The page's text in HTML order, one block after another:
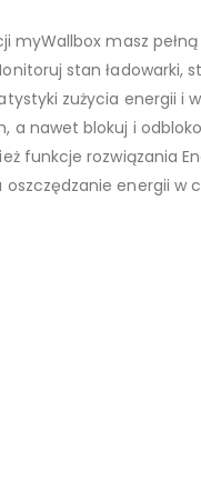
myWallbox masz
stan ładowarki,
zużycia energii i
a nawet blokuj i
funkcje rozwiązania
oszczędzanie energii w